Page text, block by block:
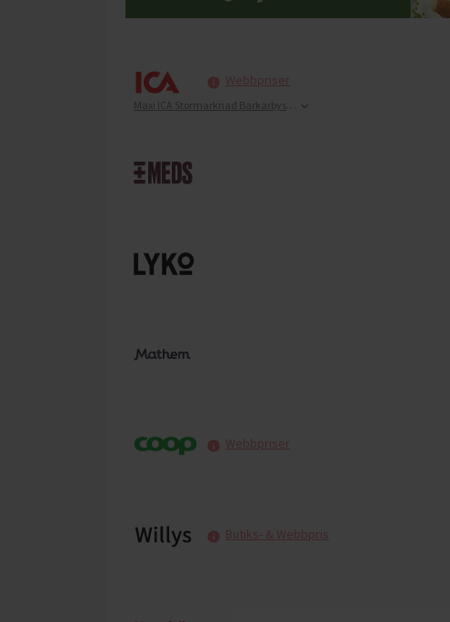
Webbpriser
Webbpriser
Butiks- & Webbpris